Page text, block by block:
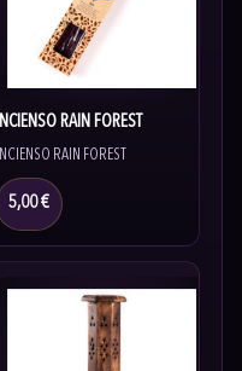
INCIENSO RAIN FOREST
INCIENSO RAIN FOREST
5,00 €